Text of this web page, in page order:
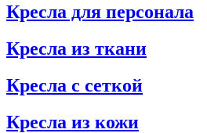
Кресла для персонала
Кресла из ткани
Кресла с сеткой
Кресла из кожи